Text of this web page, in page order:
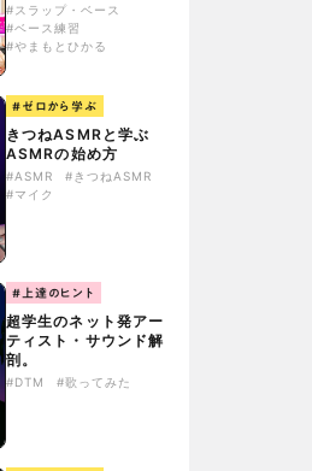
#スラップ・ベース
#ベース練習
#やまもとひかる
#ゼロから学ぶ
きつねASMRと学ぶ
ASMRの始め方
#ASMR
#きつねASMR
#マイク
#上達のヒント
超学生のネット発アー
ティスト・サウンド解
剖。
#DTM #歌ってみた